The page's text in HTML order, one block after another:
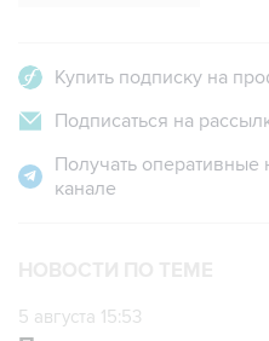
Купить подписку на
Подписаться на
Получать
канале
5 августа 15:53